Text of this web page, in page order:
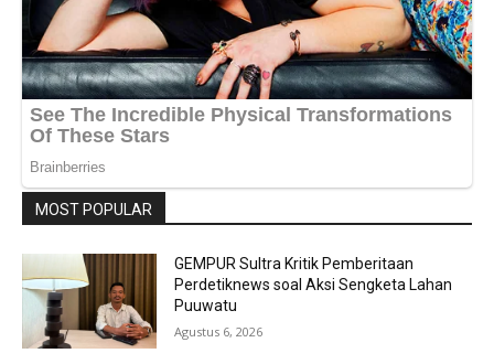
MOST POPULAR
GEMPUR Sultra Kritik Pemberitaan
Perdetiknews soal Aksi Sengketa Lahan
Puuwatu
Agustus 6, 2026